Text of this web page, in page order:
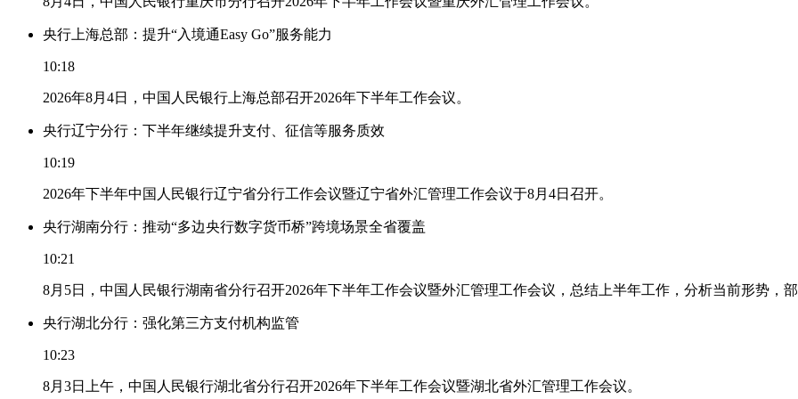
央行上海总部：提升“入境通Easy Go”服务能力
10:18
2026年8月4日，中国人民银行上海总部召开2026年下半年工作会议。
央行辽宁分行：下半年继续提升支付、征信等服务质效
10:19
2026年下半年中国人民银行辽宁省分行工作会议暨辽宁省外汇管理工作会议于8月4日召开。
央行湖南分行：推动“多边央行数字货币桥”跨境场景全省覆盖
10:21
8月5日，中国人民银行湖南省分行召开2026年下半年工作会议暨外汇管理工作会议，总结上半年工作，分析当前形势，部
央行湖北分行：强化第三方支付机构监管
10:23
8月3日上午，中国人民银行湖北省分行召开2026年下半年工作会议暨湖北省外汇管理工作会议。